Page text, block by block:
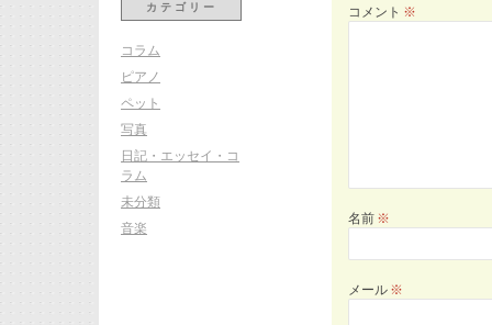
コメント ※
名前 ※
メール ※
カテゴリー
コラム
ピアノ
ペット
写真
日記・エッセイ・コ
ラム
未分類
音楽